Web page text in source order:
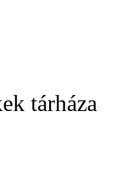
tárháza